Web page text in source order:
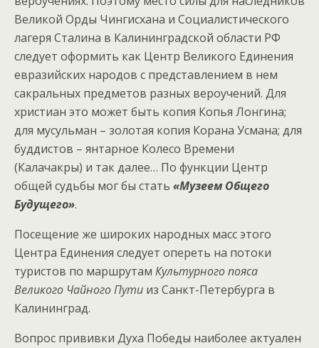
Великой Орды Чингисхана и Социалистического
лагеря Сталина в Калининградской области РФ
следует оформить как Центр Великого Единения
евразийских народов с представлением в нем
сакральных предметов разных вероучений. Для
христиан это может быть копия Копья Лонгина;
для мусульман – золотая копия Корана Усмана; для
буддистов – янтарное Колесо Времени
(Калачакры) и так далее… По функции Центр
общей судьбы мог бы стать «Музеем Общего
Будущего».
Посещение же широких народных масс этого
Центра Единения следует опереть на потоки
туристов по маршрутам Культурного пояса
Великого Чайного Пути из Санкт-Петербурга в
Калининград.
Вопрос прививки Духа Победы наиболее актуален